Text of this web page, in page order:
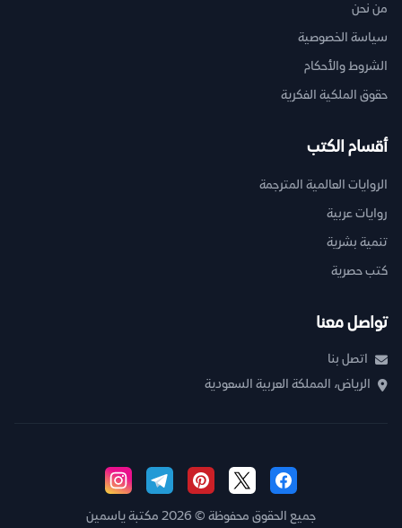
من نحن
سياسة الخصوصية
الشروط والأحكام
حقوق الملكية الفكرية
أقسام الكتب
الروايات العالمية المترجمة
روايات عربية
تنمية بشرية
كتب حصرية
تواصل معنا
اتصل بنا
الرياض، المملكة العربية السعودية
جميع الحقوق محفوظة © 2026 مكتبة ياسمين